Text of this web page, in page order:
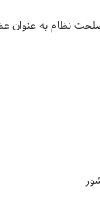
نظام به عنوان